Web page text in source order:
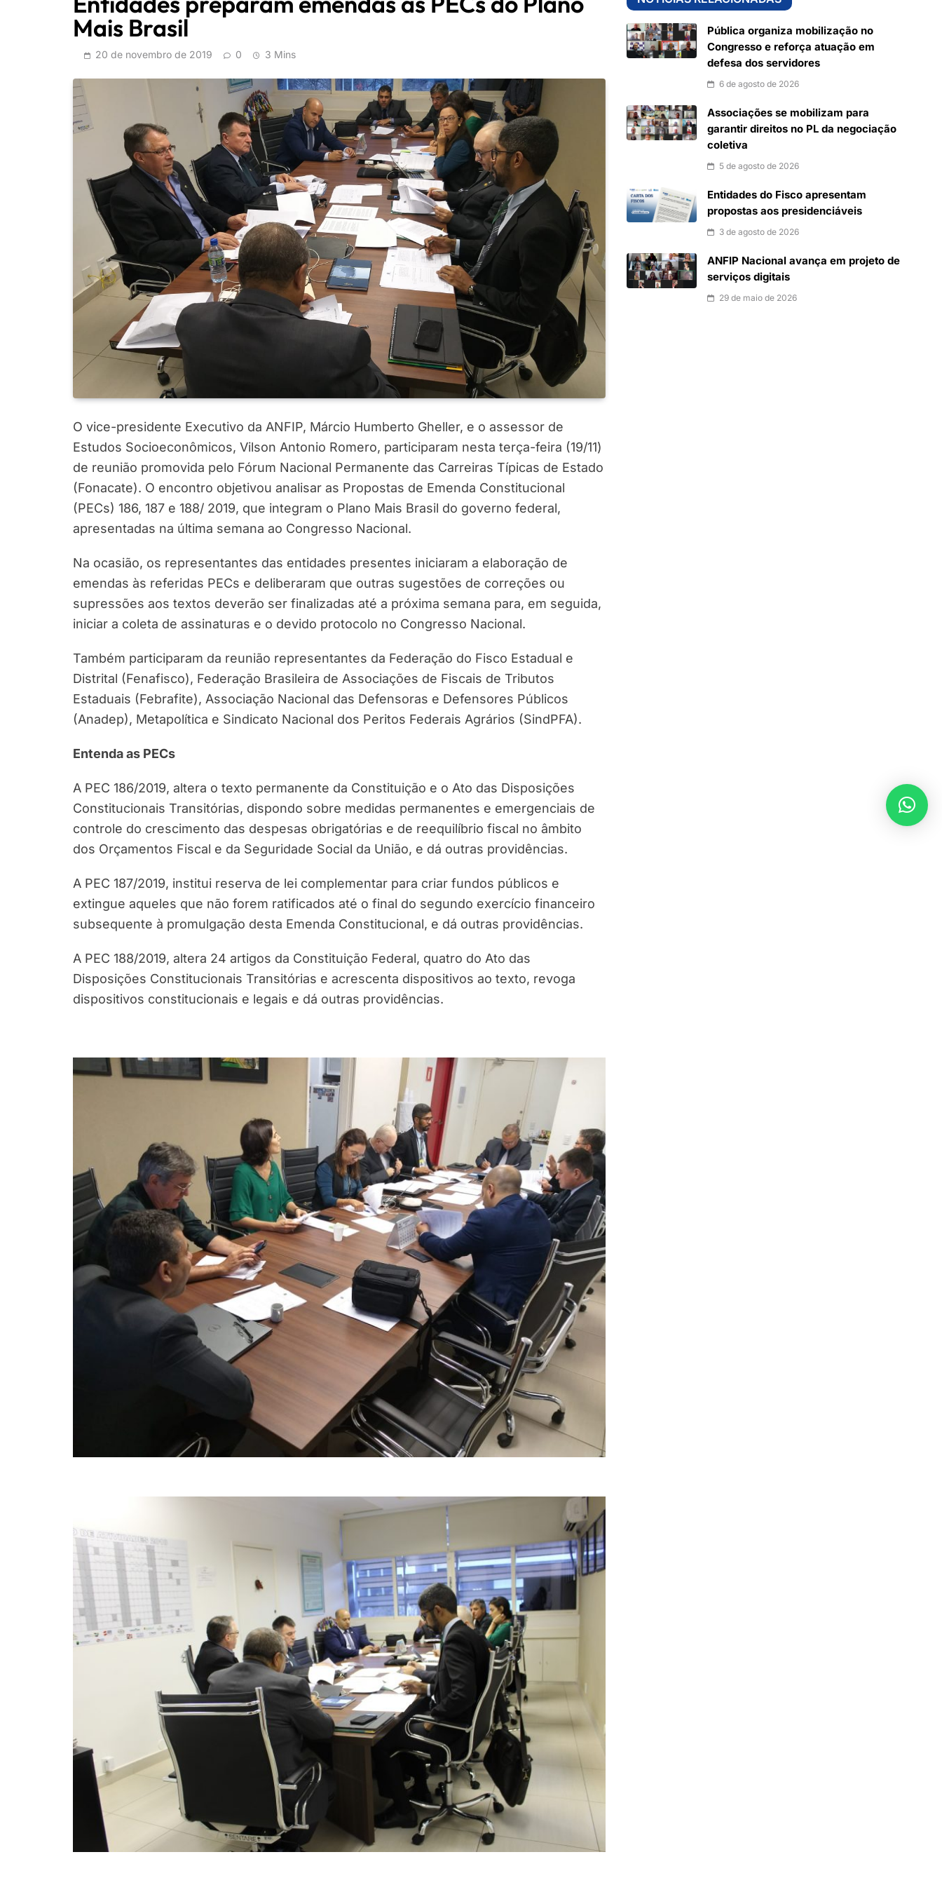
Mais Brasil
20 de novembro de 2019 0 3 Mins
O vice-presidente Executivo da ANFIP, Márcio Humberto Gheller, e o assessor de
Estudos Socioeconômicos, Vilson Antonio Romero, participaram nesta terça-feira (19/11)
de reunião promovida pelo Fórum Nacional Permanente das Carreiras Típicas de Estado
(Fonacate). O encontro objetivou analisar as Propostas de Emenda Constitucional
(PECs) 186, 187 e 188/ 2019, que integram o Plano Mais Brasil do governo federal,
apresentadas na última semana ao Congresso Nacional.
Na ocasião, os representantes das entidades presentes iniciaram a elaboração de
emendas às referidas PECs e deliberaram que outras sugestões de correções ou
supressões aos textos deverão ser finalizadas até a próxima semana para, em seguida,
iniciar a coleta de assinaturas e o devido protocolo no Congresso Nacional.
Também participaram da reunião representantes da Federação do Fisco Estadual e
Distrital (Fenafisco), Federação Brasileira de Associações de Fiscais de Tributos
Estaduais (Febrafite), Associação Nacional das Defensoras e Defensores Públicos
(Anadep), Metapolítica e Sindicato Nacional dos Peritos Federais Agrários (SindPFA).
Entenda as PECs
A PEC 186/2019, altera o texto permanente da Constituição e o Ato das Disposições
Constitucionais Transitórias, dispondo sobre medidas permanentes e emergenciais de
controle do crescimento das despesas obrigatórias e de reequilíbrio fiscal no âmbito
dos Orçamentos Fiscal e da Seguridade Social da União, e dá outras providências.
A PEC 187/2019, institui reserva de lei complementar para criar fundos públicos e
extingue aqueles que não forem ratificados até o final do segundo exercício financeiro
subsequente à promulgação desta Emenda Constitucional, e dá outras providências.
A PEC 188/2019, altera 24 artigos da Constituição Federal, quatro do Ato das
Disposições Constitucionais Transitórias e acrescenta dispositivos ao texto, revoga
dispositivos constitucionais e legais e dá outras providências.
Pública organiza mobilização no
Congresso e reforça atuação em
defesa dos servidores
6 de agosto de 2026
Associações se mobilizam para
garantir direitos no PL da negociação
coletiva
5 de agosto de 2026
Entidades do Fisco apresentam
propostas aos presidenciáveis
3 de agosto de 2026
ANFIP Nacional avança em projeto de
serviços digitais
29 de maio de 2026